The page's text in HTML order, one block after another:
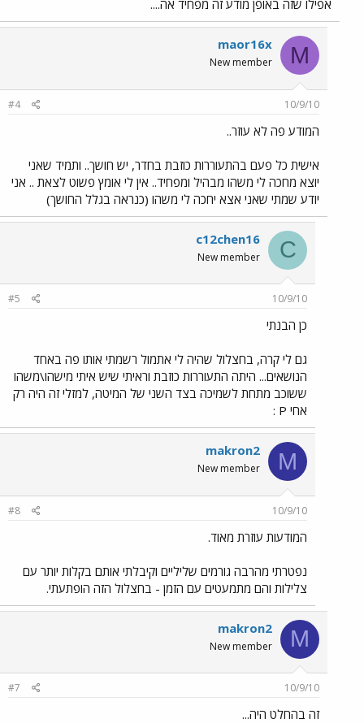
אפילו שזה באופן מודע זה מפחיד אה....
M
maor16x
New member
10/9/10
#4
המודע פה לא עוזר..
אישית כל פעם בהתעוררות כוזבת בחדר, יש חושך.. ותמיד שאני
יוצא מחכה לי משהו מבהיל ומפחיד.. אין לי אומץ פשוט לצאת .. אני
יודע שמתי שאני אצא יחכה לי משהו (כנראה בגלל החושך)
C
c12chen16
New member
10/9/10
#5
כן הבנתי
גם לי קרה, בחצלול שהיה לי אתמול רשמתי אותו פה באחד
הנושאים... היתה התעוררות כוזבת וראיתי שיש איתי מישהו\משהו
ששוכב מתחת לשמיכה בצד השני של המיטה, למזלי זה היה רק
אחי P :
M
makron2
New member
10/9/10
#8
המודעות עוזרת מאוד.
נפטרתי מהרבה גורמים שליליים וקיבלתי אותם בקלות יותר עם
צלילות והם מתמעטים עם הזמן - בחצלול הזה הופתעתי.
M
makron2
New member
10/9/10
#7
זה בהחלט היה...